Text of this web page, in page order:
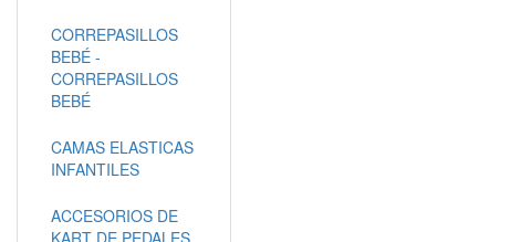
CORREPASILLOS
BEBÉ -
CORREPASILLOS
BEBÉ
CAMAS ELASTICAS
INFANTILES
ACCESORIOS DE
KART DE PEDALES